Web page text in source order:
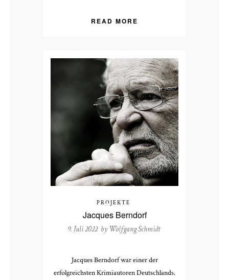
READ MORE
PROJEKTE
Jacques Berndorf
9. Juli 2022 by Wolfgang Schmidt
Jacques Berndorf war einer der
erfolgreichsten Krimiautoren Deutschlands.